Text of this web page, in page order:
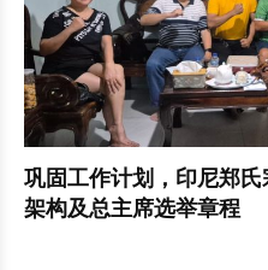
巩固工作计划，印尼郑
架构及总主席选举章程